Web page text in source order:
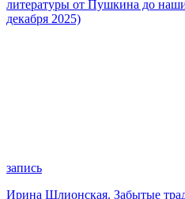
литературы от Пушкина до
декабря 2025)
запись
Ирина Шлионская. Забытые